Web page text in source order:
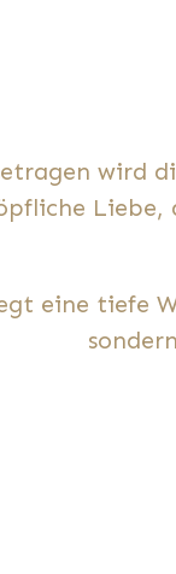
wird
Liebe,
eine tiefe